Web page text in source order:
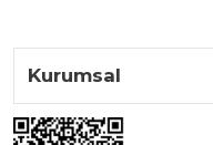
Kurumsal